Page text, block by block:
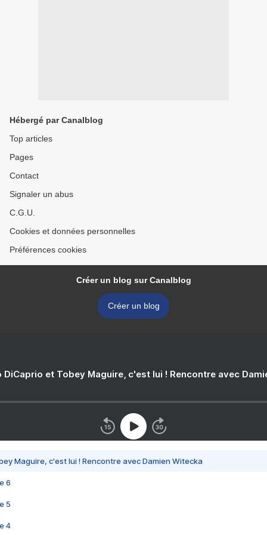
Hébergé par Canalblog
Top articles
Pages
Contact
Signaler un abus
C.G.U.
Cookies et données personnelles
Préférences cookies
Créer un blog sur Canalblog
Créer un blog
DiCaprio et Tobey Maguire, c'est lui ! Rencontre avec
Maguire, c'est lui ! Rencontre avec Damien Witecka
6
5
4